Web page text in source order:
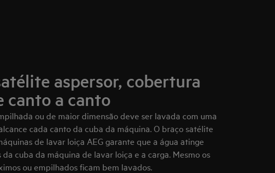
aspersor, cobertura
canto a canto
ou de maior dimensão deve ser lavada com uma
cada canto da cuba da máquina. O braço satélite
de lavar loiça AEG garante que a água atinge
da cuba da máquina de lavar loiça e a carga. Mesmo os
ou empilhados ficam bem lavados.